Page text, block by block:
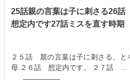
25話親の言葉は子に刺さる26話
想定内です27話ミスを直す時期
２５話 親の言葉は子に刺さる、と
母 ２６話 想定内です。 ２７話 …